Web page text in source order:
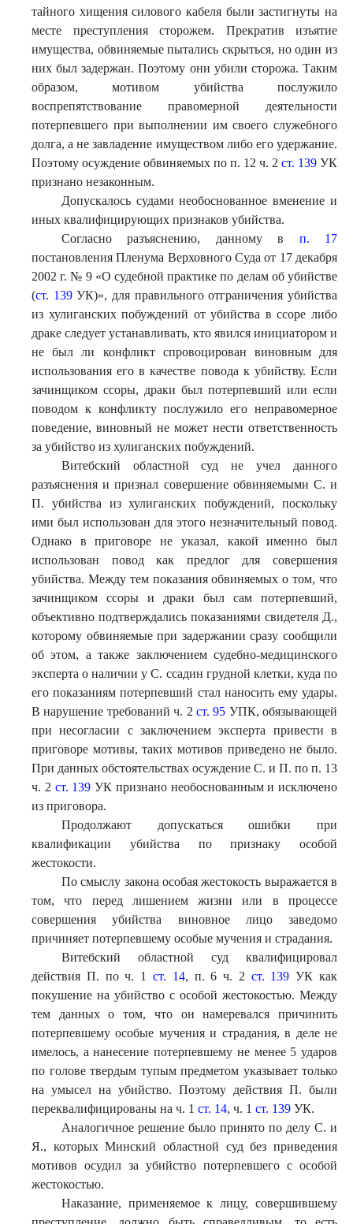
тайного хищения силового кабеля были застигнуты на
месте преступления сторожем. Прекратив изъятие
имущества, обвиняемые пытались скрыться, но один из
них был задержан. Поэтому они убили сторожа. Таким
образом, мотивом убийства послужило
воспрепятствование правомерной деятельности
потерпевшего при выполнении им своего служебного
долга, а не завладение имуществом либо его удержание.
Поэтому осуждение обвиняемых по п. 12 ч. 2 ст. 139 УК
признано незаконным.
Допускалось судами необоснованное вменение и
иных квалифицирующих признаков убийства.
Согласно разъяснению, данному в п. 17
постановления Пленума Верховного Суда от 17 декабря
2002 г. № 9 «О судебной практике по делам об убийстве
(ст. 139УК)», для правильного отграничения убийства
из хулиганских побуждений от убийства в ссоре либо
драке следует устанавливать, кто явился инициатором и
не был ли конфликт спровоцирован виновным для
использования его в качестве повода к убийству. Если
зачинщиком ссоры, драки был потерпевший или если
поводом к конфликту послужило его неправомерное
поведение, виновный не может нести ответственность
за убийство из хулиганских побуждений.
Витебский областной суд не учел данного
разъяснения и признал совершение обвиняемыми С. и
П. убийства из хулиганских побуждений, поскольку
ими был использован для этого незначительный повод.
Однако в приговоре не указал, какой именно был
использован повод как предлог для совершения
убийства. Между тем показания обвиняемых о том, что
зачинщиком ссоры и драки был сам потерпевший,
объективно подтверждались показаниями свидетеля Д.,
которому обвиняемые при задержании сразу сообщили
об этом, а также заключением судебно-медицинского
эксперта о наличии у С. ссадин грудной клетки, куда по
его показаниям потерпевший стал наносить ему удары.
В нарушение требований ч. 2 ст. 95 УПК, обязывающей
при несогласии с заключением эксперта привести в
приговоре мотивы, таких мотивов приведено не было.
При данных обстоятельствах осуждение С. и П. по п. 13
ч. 2 ст. 139 УК признано необоснованным и исключено
из приговора.
Продолжают допускаться ошибки при
квалификации убийства по признаку особой
жестокости.
По смыслу закона особая жестокость выражается в
том, что перед лишением жизни или в процессе
совершения убийства виновное лицо заведомо
причиняет потерпевшему особые мучения и страдания.
Витебский областной суд квалифицировал
действия П. по ч. 1 ст. 14, п. 6 ч. 2 ст. 139 УК как
покушение на убийство с особой жестокостью. Между
тем данных о том, что он намеревался причинить
потерпевшему особые мучения и страдания, в деле не
имелось, а нанесение потерпевшему не менее 5 ударов
по голове твердым тупым предметом указывает только
на умысел на убийство. Поэтому действия П. были
переквалифицированы на ч. 1 ст. 14, ч. 1 ст. 139 УК.
Аналогичное решение было принято по делу С. и
Я., которых Минский областной суд без приведения
мотивов осудил за убийство потерпевшего с особой
жестокостью.
Наказание, применяемое к лицу, совершившему